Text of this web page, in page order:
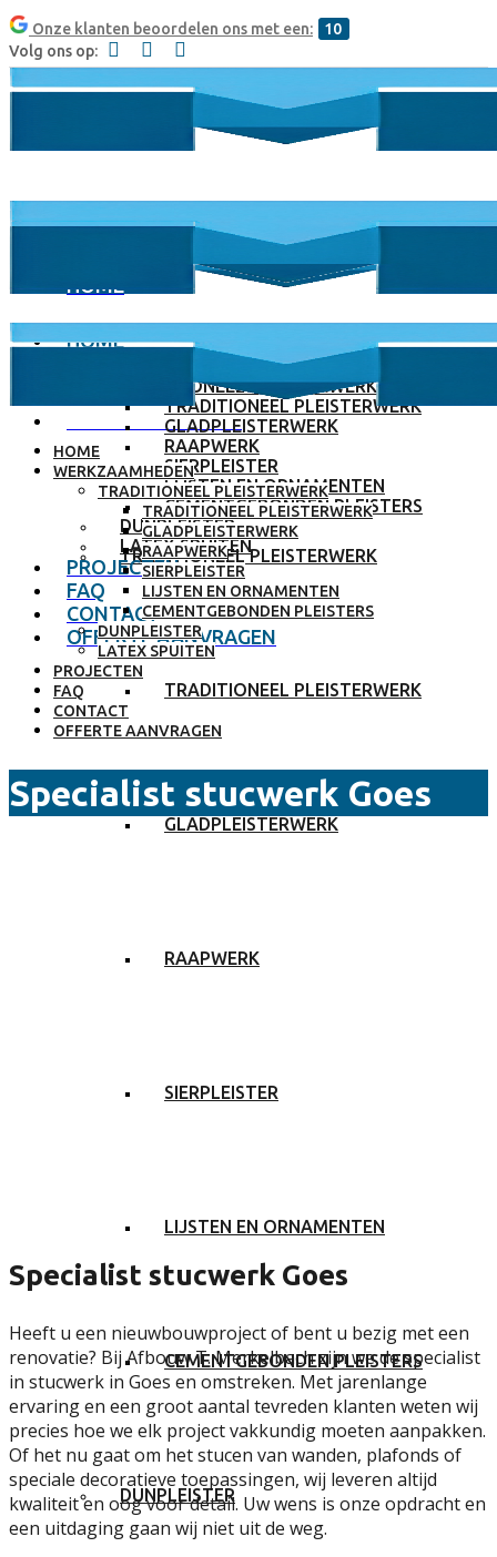
Onze klanten beoordelen ons met een:
10
Volg ons op:
HOME
WERKZAAMHEDEN
TRADITIONEEL PLEISTERWERK
TRADITIONEEL PLEISTERWERK
GLADPLEISTERWERK
RAAPWERK
SIERPLEISTER
LIJSTEN EN ORNAMENTEN
CEMENTGEBONDEN PLEISTERS
DUNPLEISTER
HOME
TRADITIONEEL PLEISTERWERK
TRADITIONEEL PLEISTERWERK
GLADPLEISTERWERK
RAAPWERK
SIERPLEISTER
LIJSTEN EN ORNAMENTEN
CEMENTGEBONDEN PLEISTERS
DUNPLEISTER
LATEX SPUITEN
PROJECTEN
FAQ
CONTACT
OFFERTE AANVRAGEN
HOME
WERKZAAMHEDEN
TRADITIONEEL PLEISTERWERK
TRADITIONEEL PLEISTERWERK
GLADPLEISTERWERK
RAAPWERK
SIERPLEISTER
LIJSTEN EN ORNAMENTEN
CEMENTGEBONDEN PLEISTERS
DUNPLEISTER
LATEX SPUITEN
PROJECTEN
FAQ
CONTACT
OFFERTE AANVRAGEN
Specialist stucwerk Goes
Specialist stucwerk Goes
Heeft u een nieuwbouwproject of bent u bezig met een
renovatie? Bij Afbouw T. Merkelbach zijn we de specialist
in stucwerk in Goes en omstreken. Met jarenlange
ervaring en een groot aantal tevreden klanten weten wij
precies hoe we elk project vakkundig moeten aanpakken.
Of het nu gaat om het stucen van wanden, plafonds of
speciale decoratieve toepassingen, wij leveren altijd
kwaliteit en oog voor detail. Uw wens is onze opdracht en
een uitdaging gaan wij niet uit de weg.